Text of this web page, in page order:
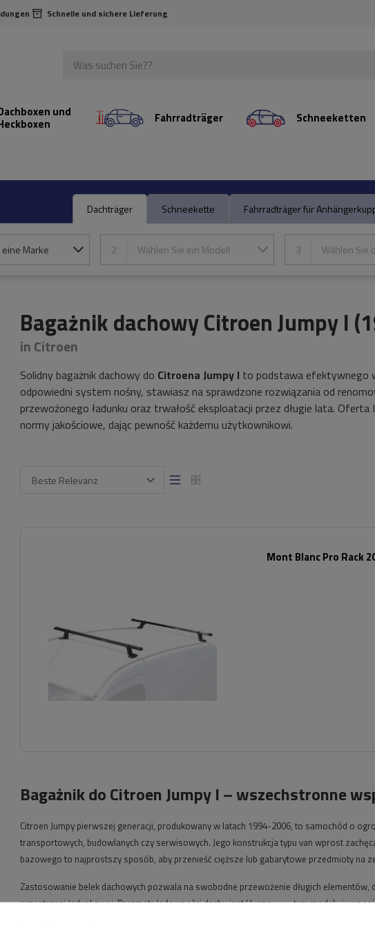
Schnelle und sichere Lieferung
und Fahrradträger Schneeketten
Dachträger Schneekette Fahrradträger für
Marke 2 Wählen Sie ein Modell 3 Wählen Sie
Bagażnik dachowy Citroen Jumpy I
in Citroen
Solidny bagażnik dachowy do Citroena Jumpy I to podstawa efektywnego
odpowiedni system nośny, stawiasz na sprawdzone rozwiązania od
przewożonego ładunku oraz trwałość eksploatacji przez długie lata.
normy jakościowe, dając pewność każdemu użytkownikowi.
Beste Relevanz
Mont Blanc Pro Rack
Bagażnik do Citroen Jumpy I – wszechstronne
Citroen Jumpy pierwszej generacji, produkowany w latach 1994-2006, to samochód o
transportowych, budowlanych czy serwisowych. Jego konstrukcja typu van wprost
bazowego to najprostszy sposób, aby przenieść cięższe lub gabarytowe przedmioty na
Zastosowanie belek dachowych pozwala na swobodne przewożenie długich
przestrzeni ładunkowej. Parametr ładowności dachu jest kluczowy w tym modelu i
specyfiki konkretnej wersji wyposażenia i zaleceń producenta auta. Prawidłowy dobór